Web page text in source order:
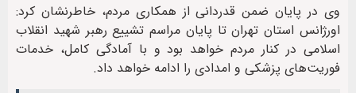
وی در پایان ضمن قدردانی از همکاری مردم، خاطرنشان کرد:
اورژانس استان تهران تا پایان مراسم تشییع رهبر شهید انقلاب
اسلامی در کنار مردم خواهد بود و با آمادگی کامل، خدمات
فوریت‌های پزشکی و امدادی را ادامه خواهد داد.